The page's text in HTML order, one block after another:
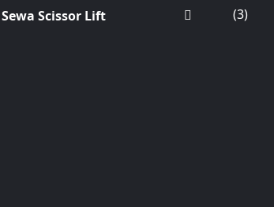
Sewa Scissor Lift
(3)